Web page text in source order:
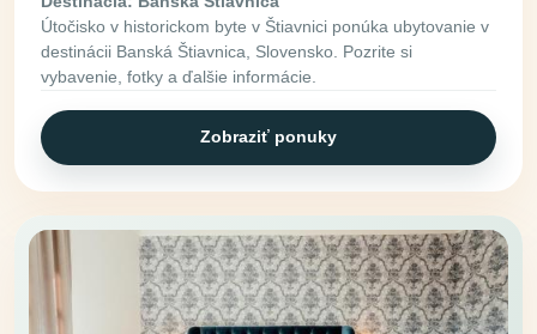
Útočisko v historickom byte v Štiavnici ponúka ubytovanie v
destinácii Banská Štiavnica, Slovensko. Pozrite si
vybavenie, fotky a ďalšie informácie.
Zobraziť ponuky